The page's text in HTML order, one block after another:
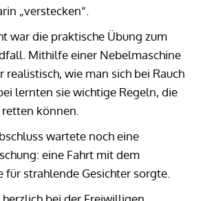
„verstecken“.
war die praktische Übung zum
Mithilfe einer Nebelmaschine
realistisch, wie man sich bei Rauch
lernten sie wichtige Regeln, die
können.
wartete noch eine
eine Fahrt mit dem
für strahlende Gesichter sorgte.